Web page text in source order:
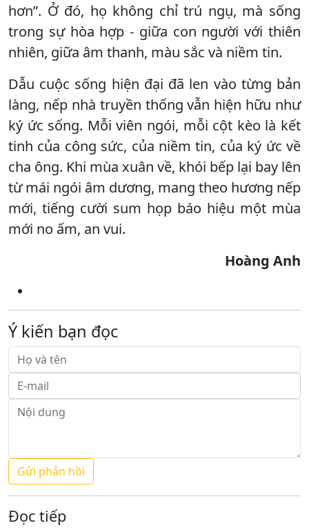
hơn”. Ở đó, họ không chỉ trú ngụ, mà sống
trong sự hòa hợp - giữa con người với thiên
nhiên, giữa âm thanh, màu sắc và niềm tin.
Dẫu cuộc sống hiện đại đã len vào từng bản
làng, nếp nhà truyền thống vẫn hiện hữu như
ký ức sống. Mỗi viên ngói, mỗi cột kèo là kết
tinh của công sức, của niềm tin, của ký ức về
cha ông. Khi mùa xuân về, khói bếp lại bay lên
từ mái ngói âm dương, mang theo hương nếp
mới, tiếng cười sum họp báo hiệu một mùa
mới no ấm, an vui.
Hoàng Anh
Ý kiến bạn đọc
Đọc tiếp